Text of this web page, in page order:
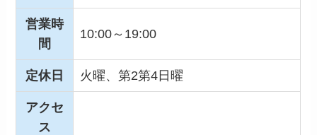
営業時
間
10:00～19:00
定休日 火曜、第2第4日曜
アクセ
ス